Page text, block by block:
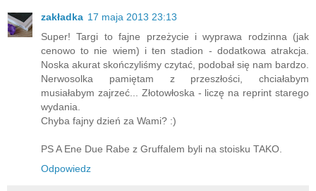
zakładka 17 maja 2013 23:13
Super! Targi to fajne przeżycie i wyprawa rodzinna (jak
cenowo to nie wiem) i ten stadion - dodatkowa atrakcja.
Noska akurat skończyliśmy czytać, podobał się nam bardzo.
Nerwosolka pamiętam z przeszłości, chciałabym
musiałabym zajrzeć... Złotowłoska - liczę na reprint starego
wydania.
Chyba fajny dzień za Wami? :)
PS A Ene Due Rabe z Gruffalem byli na stoisku TAKO.
Odpowiedz